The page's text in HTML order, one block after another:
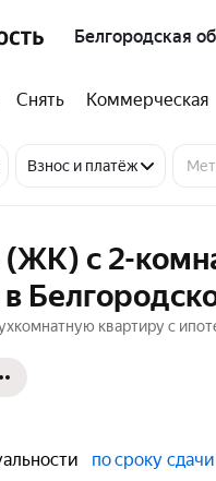
Белгородская
Снять Коммерческая
Взнос и платёж
с 2-
квартиру с
по сроку сдачи